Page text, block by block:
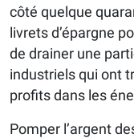
côté quelque
livrets d’épargne
de drainer une
industriels qui ont
profits dans les
Pomper l’argent